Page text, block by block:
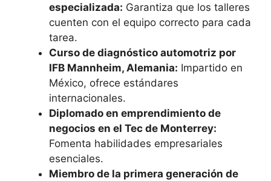
especializada: Garantiza que los talleres
cuenten con el equipo correcto para cada
tarea.
Curso de diagnóstico automotriz por
IFB Mannheim, Alemania: Impartido en
México, ofrece estándares
internacionales.
Diplomado en emprendimiento de
negocios en el Tec de Monterrey:
Fomenta habilidades empresariales
esenciales.
Miembro de la primera generación de